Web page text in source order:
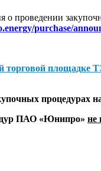
о проведении
purchase/
торговой площадке
процедурах
ПАО «Юнипро» не